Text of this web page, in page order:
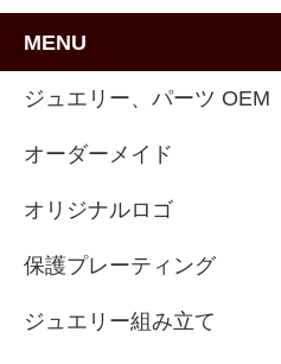
MENU
ジュエリー、パーツ OEM
オーダーメイド
オリジナルロゴ
保護プレーティング
ジュエリー組み立て